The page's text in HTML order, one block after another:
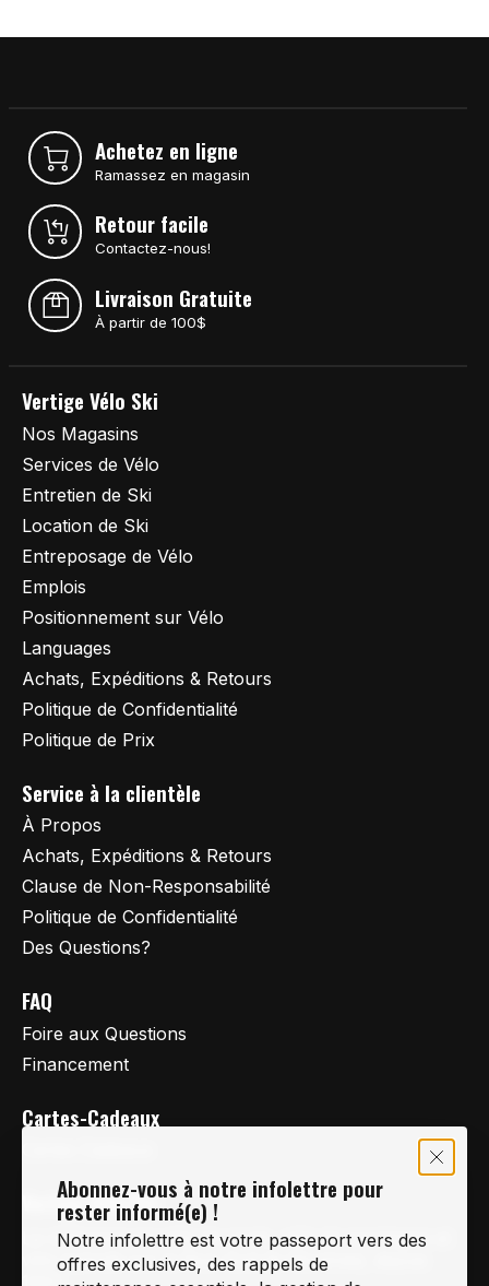
Achetez en ligne
Ramassez en magasin
Retour facile
Contactez-nous!
Livraison Gratuite
À partir de 100$
Vertige Vélo Ski
Nos Magasins
Services de Vélo
Entretien de Ski
Location de Ski
Entreposage de Vélo
Emplois
Positionnement sur Vélo
Languages
Achats, Expéditions & Retours
Politique de Confidentialité
Politique de Prix
Service à la clientèle
À Propos
Achats, Expéditions & Retours
Clause de Non-Responsabilité
Politique de Confidentialité
Des Questions?
FAQ
Foire aux Questions
Financement
Cartes-Cadeaux
Vertige Vélo Ski
La référence en vélo de route, vélo de montagne et
vélo hybride sur la Rive-Sud de Montréal, depuis
Abonnez-vous à notre infolettre pour
rester informé(e) !
Notre infolettre est votre passeport vers des
offres exclusives, des rappels de